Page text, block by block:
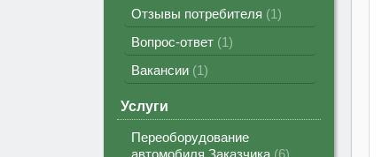
Отзывы потребителя
1
Вопрос-ответ 1
Вакансии 1
Услуги
Переоборудование
автомобиля Заказчика 6